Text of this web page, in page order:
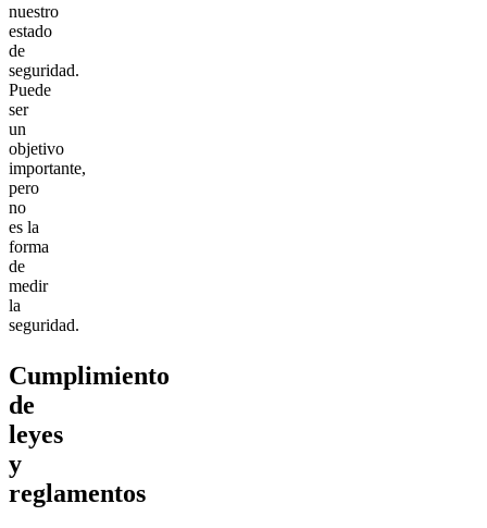
nuestro
estado
de
seguridad.
Puede
ser
un
objetivo
importante,
pero
no
es la
forma
de
medir
la
seguridad.
Cumplimiento
de
leyes
y
reglamentos